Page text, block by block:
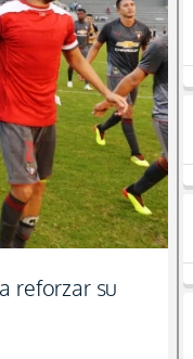
reforzar su